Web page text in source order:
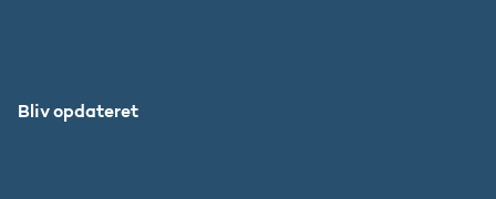
Bliv opdateret